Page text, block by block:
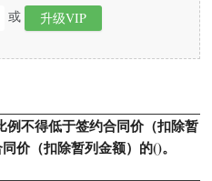
或 升级VIP
不得低于签约合同价（扣除暂
价（扣除暂列金额）的()。